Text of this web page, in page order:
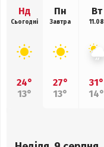
Нд
Сьогодні
24°
13°
Пн
Завтра
27°
13°
Вт
11.08
31°
14°